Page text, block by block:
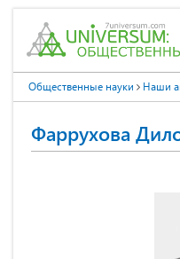
Общественные науки Наши
Фаррухова